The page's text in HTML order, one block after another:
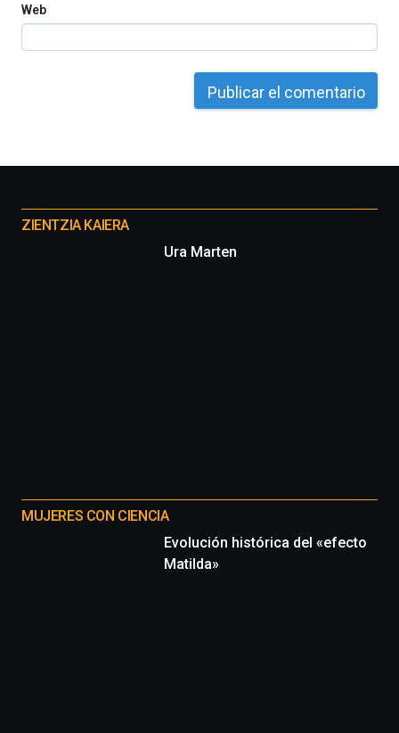
Web
proyectos
ZIENTZIA KAIERA
Ura Marten
MUJERES CON CIENCIA
Evolución histórica del «efecto
Matilda»